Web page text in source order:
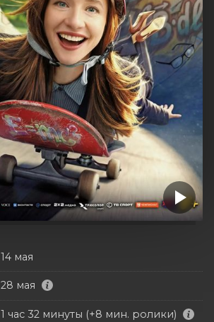
14 мая
28 мая
1 час 32 минуты (+8 мин. ролики)